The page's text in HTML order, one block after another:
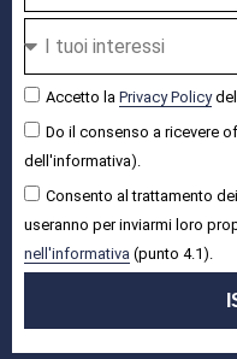
Accetto la Privacy Policydel
Do il consenso a ricevere
dell'informativa).
Consento al trattamento
useranno per inviarmi loro
nell'informativa (punto 4.1).